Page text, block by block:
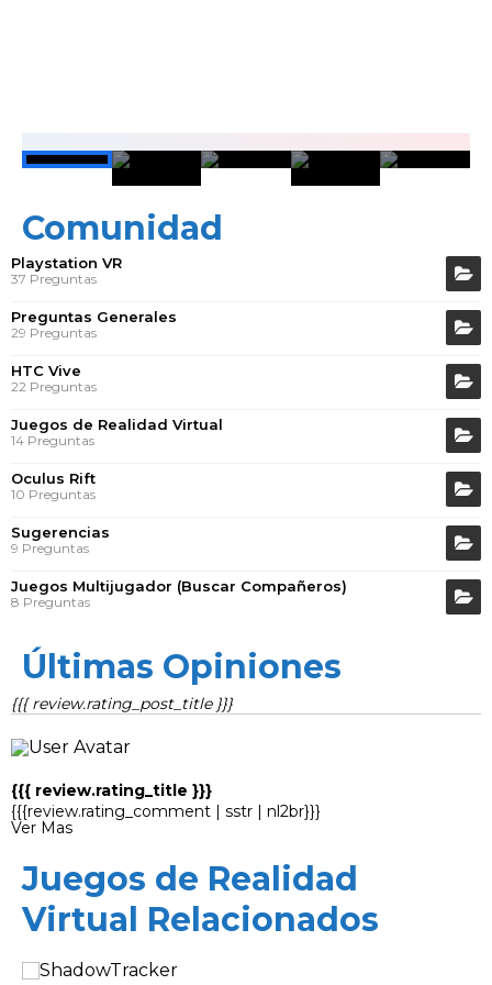
Comunidad
Playstation VR
37 Preguntas
Preguntas Generales
29 Preguntas
HTC Vive
22 Preguntas
Juegos de Realidad Virtual
14 Preguntas
Oculus Rift
10 Preguntas
Sugerencias
9 Preguntas
Juegos Multijugador (Buscar Compañeros)
8 Preguntas
Últimas Opiniones
{{{ review.rating_post_title }}}
{{{ review.rating_title }}}
{{{review.rating_comment | sstr | nl2br}}}
Ver Mas
Juegos de Realidad
Virtual Relacionados